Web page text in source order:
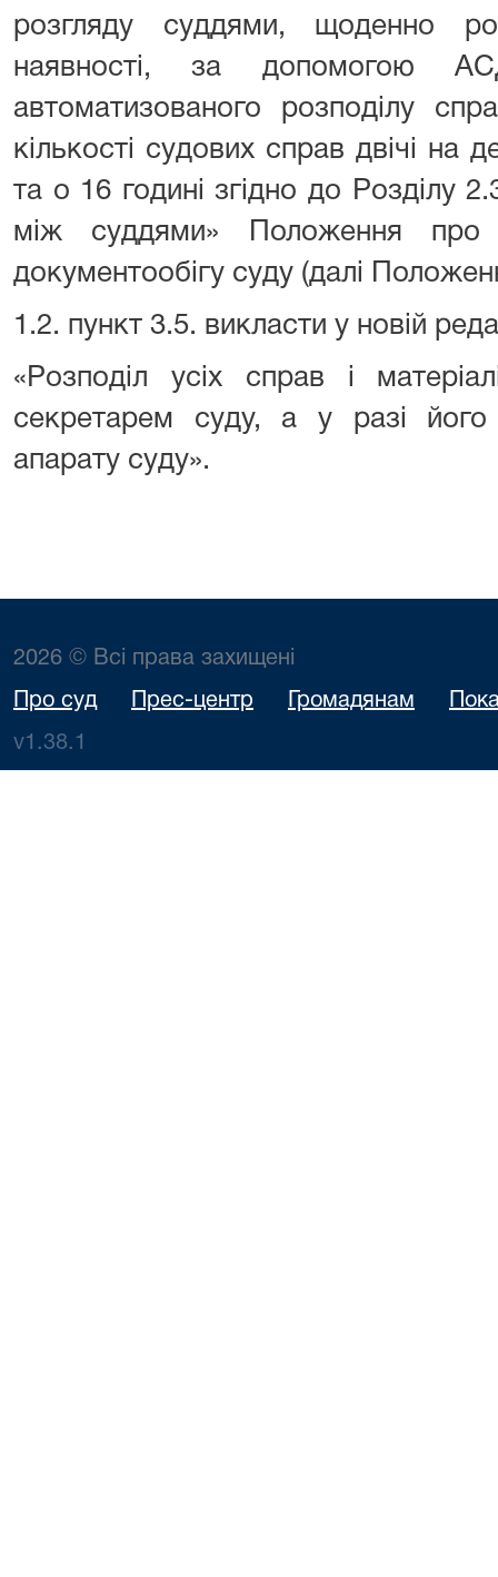
розгляду суддями, щоденно
наявності, за допомогою
автоматизованого розподілу
кількості судових справ двічі на
та о 16 годині згідно до Розділу
між суддями» Положення про
документообігу суду (далі
1.2. пункт 3.5. викласти у новій
«Розподіл усіх справ і
секретарем суду, а у разі його
апарату суду».
2026 © Всі права захищені
Про суд Прес-центр Громадянам
v1.38.1